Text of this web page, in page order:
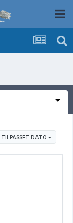
TILPASSET DATO